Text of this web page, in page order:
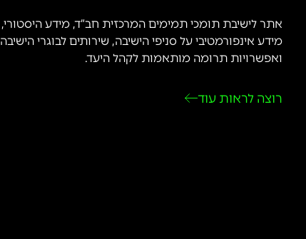
אתר לישיבת תומכי תמימים המרכזית חב”ד, מידע היסטורי,
מידע אינפורמטיבי על סניפי הישיבה, שירותים לבוגרי הישיבה
ואפשרויות תרומה מותאמות לקהל היעד.
רוצה לראות עוד